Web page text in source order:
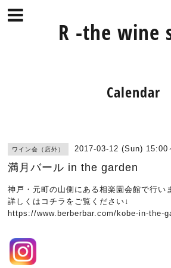
R -the wine
Calendar
ワイン会（店外） 2017-03-12 (Sun) 15:00
満月バール in the garden
神戸・元町の山側にある相楽園会館で行い
詳しくはコチラをご覧ください↓
https://www.berberbar.com/kobe-in-the-